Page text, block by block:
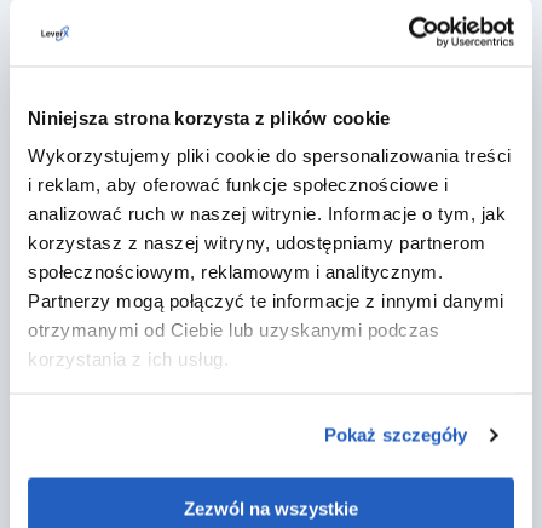
Niniejsza strona korzysta z plików cookie
Wykorzystujemy pliki cookie do spersonalizowania treści
i reklam, aby oferować funkcje społecznościowe i
analizować ruch w naszej witrynie. Informacje o tym, jak
korzystasz z naszej witryny, udostępniamy partnerom
społecznościowym, reklamowym i analitycznym.
Partnerzy mogą połączyć te informacje z innymi danymi
otrzymanymi od Ciebie lub uzyskanymi podczas
korzystania z ich usług.
Pokaż szczegóły
Zezwól na wszystkie
sty 22, 2026· 1 min read
LeverX na spotkaniu noworocznym Szwajcarsko-
Polskiej Izby Gospodarczej w Warszawie
Spotkaj się z naszym zespołem i porozmawiaj o wdrożeniach
SAP, modernizacji ERP oraz automatyzacji procesów